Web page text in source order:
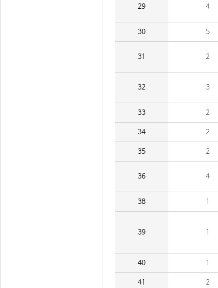
29 4
30 5
31 2
32 3
33 2
34 2
35 2
36 4
38 1
39 1
40 1
41 2